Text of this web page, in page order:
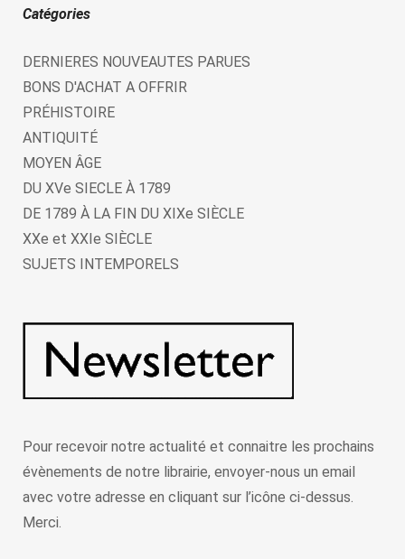
Catégories
DERNIERES NOUVEAUTES PARUES
BONS D'ACHAT A OFFRIR
PRÉHISTOIRE
ANTIQUITÉ
MOYEN ÂGE
DU XVe SIECLE À 1789
DE 1789 À LA FIN DU XIXe SIÈCLE
XXe et XXIe SIÈCLE
SUJETS INTEMPORELS
Pour recevoir notre actualité et connaitre les prochains
évènements de notre librairie, envoyer-nous un email
avec votre adresse en cliquant sur l’icône ci-dessus.
Merci.